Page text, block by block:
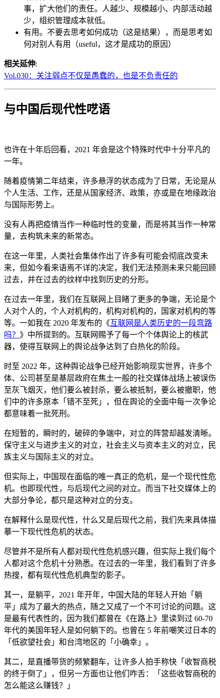
事，扩大他们的责任。人越少、规模越小、内部活动越
少，组织管理成本就低。
有用。不要去思考如何成功（这是结果），而是思考如
何对别人有用（useful，这才是成功的原因）
相关延伸:
Vol.030：关注弱点不仅是愚蠢的，也是不负责任的
与中国后现代性呓语
也许在十年后回看，2021 年会是这个特殊时代中十分平凡的
一年。
随着疫情第二年结束，许多悬浮的状态成为了日常，无论是从
个人生活、工作，还是从国家经济、政策，亦或是在地缘政治
与国际形势上。
没有人再把疫情当作一种临时性的变量，而是将其当作一种常
量，去构筑未来的新常态。
在这一年里，人类社会集体作出了许多有可能会彻底改变未
来，但如今看来语焉不详的决定，我们无法预测未来只能回顾
过去，并在过去的纹样中找到历史的分形。
在过去一年里，我们在互联网上目睹了更多的争端，无论是个
人对个人的，个人对机构的，机构对机构的，国家对机构的等
等。一如我在 2020 年发布的《互联网是人类历史的一段弯路
吗？ 》中所提到的。互联网赐予了每一个个体舆论上的核武
器，使得互联网上的舆论战争达到了白热化的阶段。
时至 2022 年，这种舆论战争已经开始影响现实世界，许多个
体、公司甚至是基层政府在焦土一般的社交媒体战场上被误伤
至灰飞烟灭，他们要么被封杀，要么被抵制，要么被撤职，他
们中的许多原本「错不至死」，但在舆论的全面中每一次争论
都意味着一批死刑。
在短暂的，瞬时的，破碎的争端中，对立的阵营却越发清晰。
保守主义与进步主义的对立，社会主义与资本主义的对立，民
族主义与国际主义的对立。
但实际上，中国现在面临的唯一真正的危机，是一个现代性危
机。也即现代性，与后现代之间的对立。而当下社交媒体上的
大部分争论，都只是这种对立的分支。
在解释什么是现代性，什么又是后现代之前，我们先来具体描
摹一下现代性危机的状态。
尽管并不是所有人都对现代性危机感兴趣，但实际上我们每个
人都对这个危机十分熟悉。在过去的一年里，我们看到了许多
热搜，都有现代性危机典型的影子。
其一，是躺平，2021 年开年，中国大陆的年轻人开始「躺
平」成为了最大的热点，随之又成了一个不可讨论的问题。这
是最有代表性的，因为我们都曾在《在路上》里读到过 60-70
年代的美国年轻人是如何躺下的。也曾在 5 年前嘲笑过日本的
「低欲望社会」和台湾地区的「小确幸」。
其二，是直播带货的频繁翻车，让许多人拍手称快「收智商税
的终于倒了」，但另一方面也让他们咋舌：「这些收智商税的
怎么能这么赚钱？」